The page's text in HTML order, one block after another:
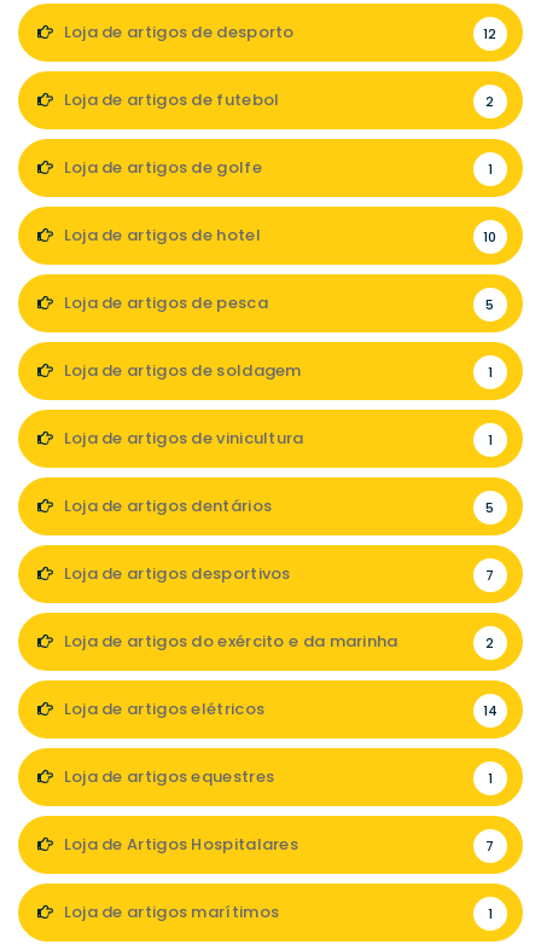
Loja de artigos de desporto 12
Loja de artigos de futebol 2
Loja de artigos de golfe 1
Loja de artigos de hotel 10
Loja de artigos de pesca 5
Loja de artigos de soldagem 1
Loja de artigos de vinicultura 1
Loja de artigos dentários 5
Loja de artigos desportivos 7
Loja de artigos do exército e da marinha 2
Loja de artigos elétricos 14
Loja de artigos equestres 1
Loja de Artigos Hospitalares 7
Loja de artigos marítimos 1